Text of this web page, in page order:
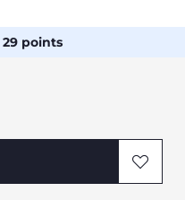
29 points